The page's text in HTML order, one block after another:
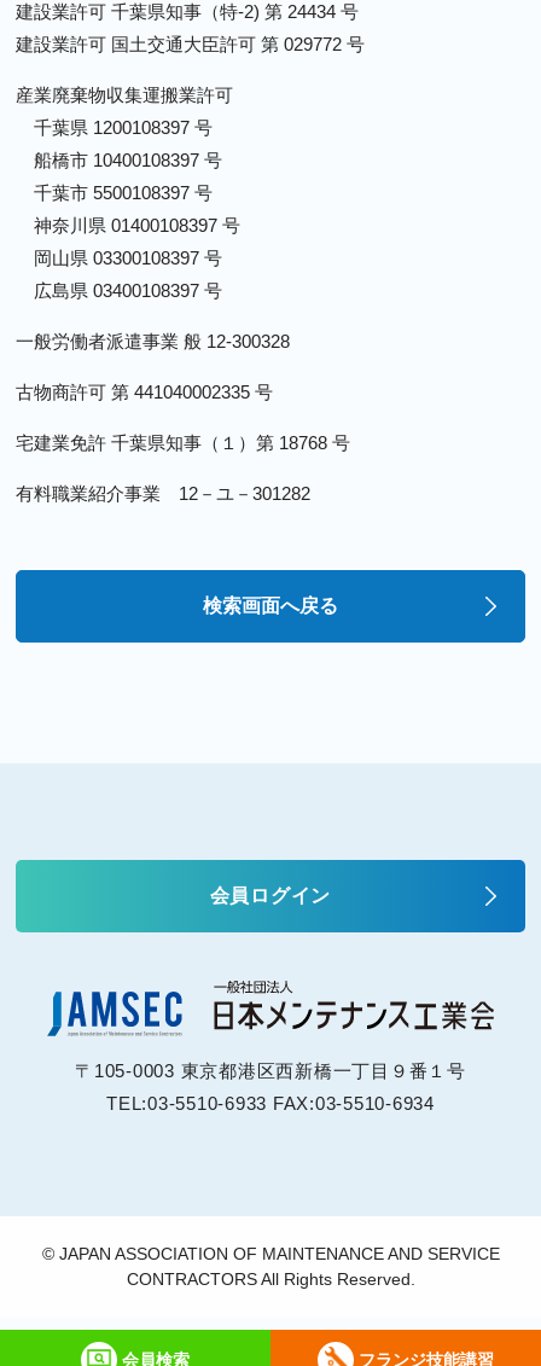
建設業許可 千葉県知事（特-2) 第 24434 号
建設業許可 国土交通大臣許可 第 029772 号
産業廃棄物収集運搬業許可
千葉県 1200108397 号
船橋市 10400108397 号
千葉市 5500108397 号
神奈川県 01400108397 号
岡山県 03300108397 号
広島県 03400108397 号
一般労働者派遣事業 般 12-300328
古物商許可 第 441040002335 号
宅建業免許 千葉県知事（１）第 18768 号
有料職業紹介事業 12－ユ－301282
検索画面へ戻る
会員検索 フランジ技能講習
会員ログイン
〒105-0003 東京都港区西新橋一丁目９番１号
TEL:03-5510-6933 FAX:03-5510-6934
© JAPAN ASSOCIATION OF MAINTENANCE AND SERVICE
CONTRACTORS All Rights Reserved.